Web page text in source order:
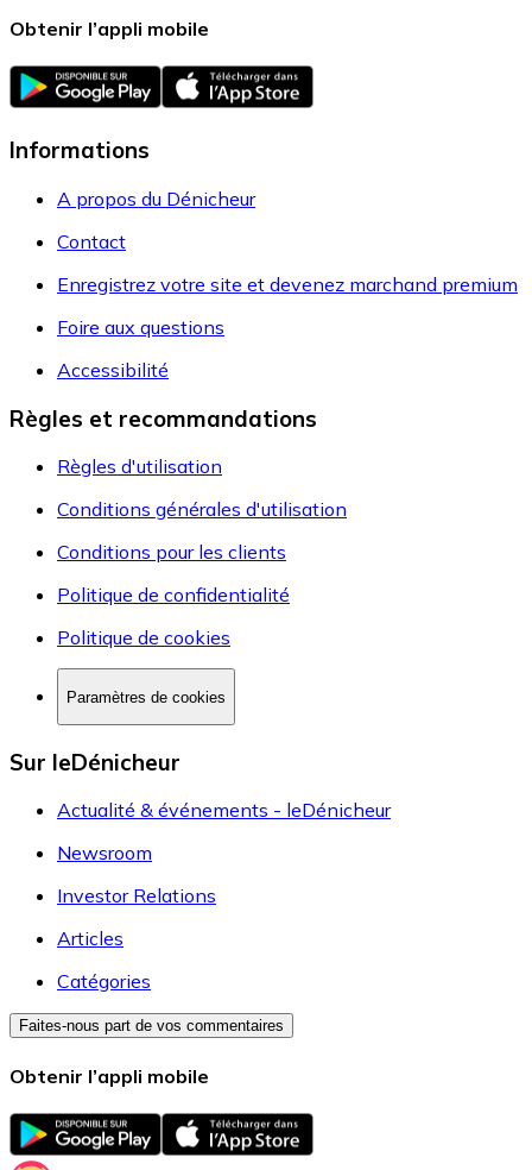
Obtenir l’appli mobile
Informations
A propos du Dénicheur
Contact
Enregistrez votre site et devenez marchand premium
Foire aux questions
Accessibilité
Règles et recommandations
Règles d'utilisation
Conditions générales d'utilisation
Conditions pour les clients
Politique de confidentialité
Politique de cookies
Paramètres de cookies
Sur leDénicheur
Actualité & événements - leDénicheur
Newsroom
Investor Relations
Articles
Catégories
Faites-nous part de vos commentaires
Obtenir l’appli mobile